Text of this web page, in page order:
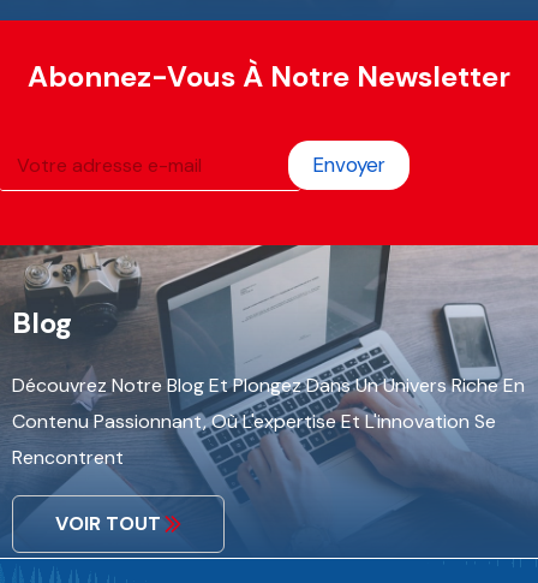
Abonnez-Vous À Notre Newsletter
Envoyer
Blog
Découvrez Notre Blog Et Plongez Dans Un Univers Riche En
Contenu Passionnant, Où L'expertise Et L'innovation Se
Rencontrent
VOIR TOUT